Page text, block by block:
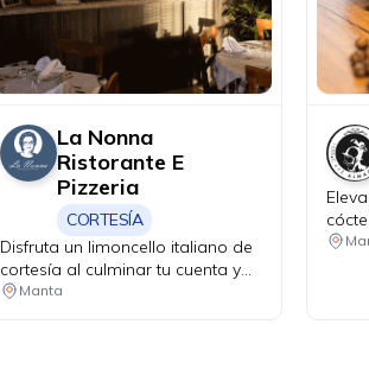
La Nonna
Ristorante E
Pizzeria
CORTESÍA
Disfruta un limoncello italiano de
cortesía al culminar tu cuenta y
haz que tu velada tenga un final
Manta